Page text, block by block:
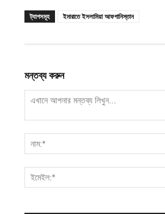
ট্যাগসমূহ ইমারাতে ইসলামিয়া আফগানিস্তান
মন্তব্য করুন